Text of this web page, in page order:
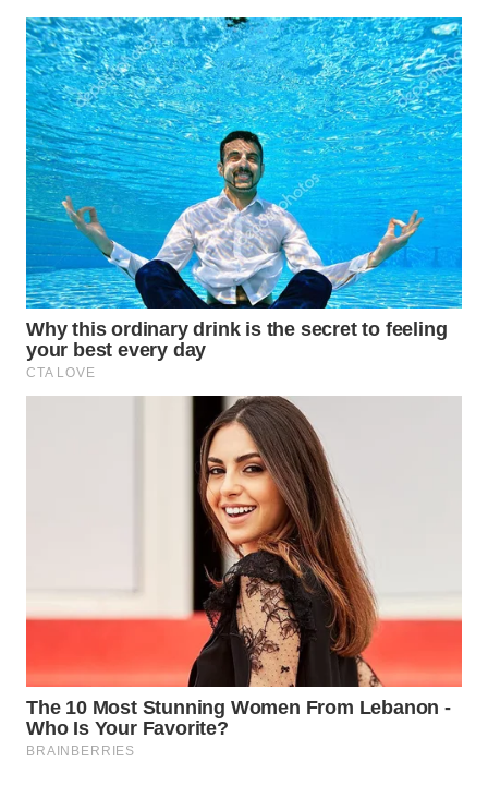
WN
MALUKU
WN
MALUT
WN
DAIRI
WN
DANAU
TOBA
SELATAN
WN
TANJUNG
LESUNG